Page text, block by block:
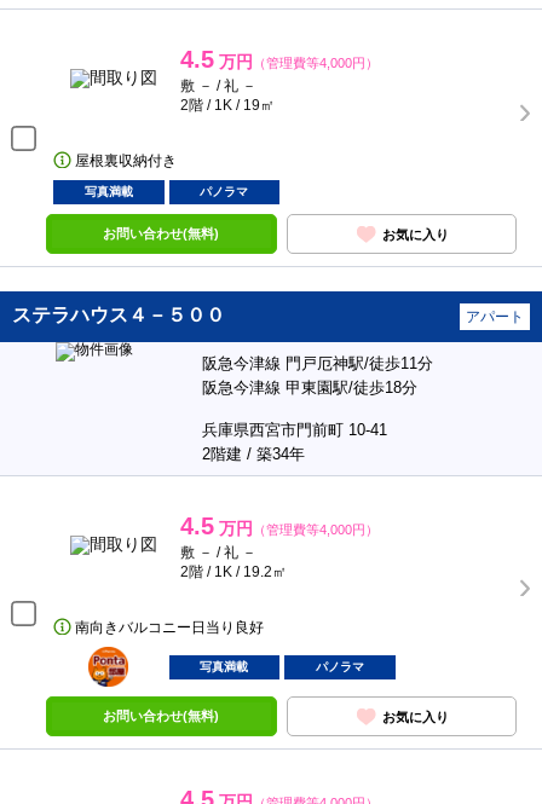
4.5 万円 （管理費等4,000円）
敷 － / 礼 －
2階 / 1K / 19㎡
屋根裏収納付き
写真満載 パノラマ
お問い合わせ(無料) お気に入り
ステラハウス４－５００ アパート
阪急今津線 門戸厄神駅/徒歩11分
阪急今津線 甲東園駅/徒歩18分
兵庫県西宮市門前町 10-41
2階建 / 築34年
4.5 万円 （管理費等4,000円）
敷 － / 礼 －
2階 / 1K / 19.2㎡
南向きバルコニー日当り良好
ポンタ
部屋
写真満載 パノラマ
お問い合わせ(無料) お気に入り